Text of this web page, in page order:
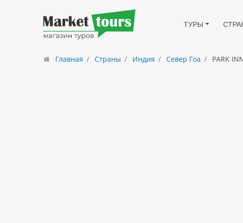
ТУРЫ
Главная Страны Индия Север Гоа PARK